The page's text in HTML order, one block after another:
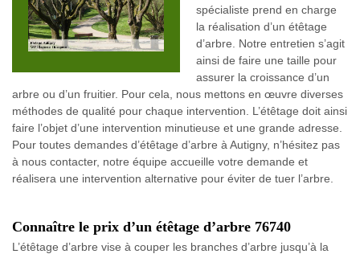
spécialiste prend en charge
la réalisation d’un étêtage
d’arbre. Notre entretien s’agit
ainsi de faire une taille pour
assurer la croissance d’un
arbre ou d’un fruitier. Pour cela, nous mettons en œuvre diverses
méthodes de qualité pour chaque intervention. L’étêtage doit ainsi
faire l’objet d’une intervention minutieuse et une grande adresse.
Pour toutes demandes d’étêtage d’arbre à Autigny, n’hésitez pas
à nous contacter, notre équipe accueille votre demande et
réalisera une intervention alternative pour éviter de tuer l’arbre.
Connaître le prix d’un étêtage d’arbre 76740
L’étêtage d’arbre vise à couper les branches d’arbre jusqu’à la